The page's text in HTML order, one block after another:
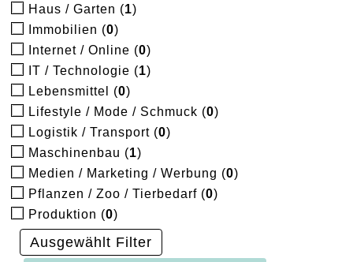
Haus / Garten (1)
Immobilien (0)
Internet / Online (0)
IT / Technologie (1)
Lebensmittel (0)
Lifestyle / Mode / Schmuck (0)
Logistik / Transport (0)
Maschinenbau (1)
Medien / Marketing / Werbung (0)
Pflanzen / Zoo / Tierbedarf (0)
Produktion (0)
Ausgewählt Filter